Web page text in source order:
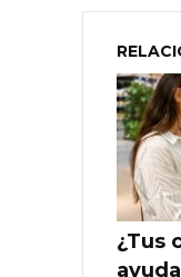
¿Tus